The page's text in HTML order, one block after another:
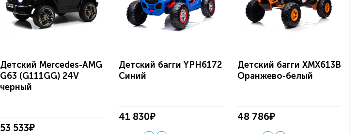
Детский Mercedes-AMG
G63 (G111GG) 24V
черный
53 533₽
Детский багги YPH6172
Синий
41 830₽
Детский багги ХМХ613В
Оранжево-белый
48 786₽